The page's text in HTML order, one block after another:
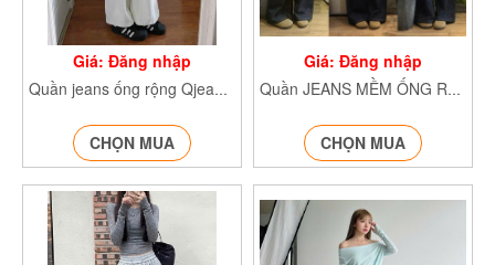
Giá: Đăng nhập
Quần jeans ống rộng Qjeanongloe6222
CHỌN MUA
Giá: Đăng nhập
Quần JEANS MỀM ỐNG RỘNG Jean1112
CHỌN MUA